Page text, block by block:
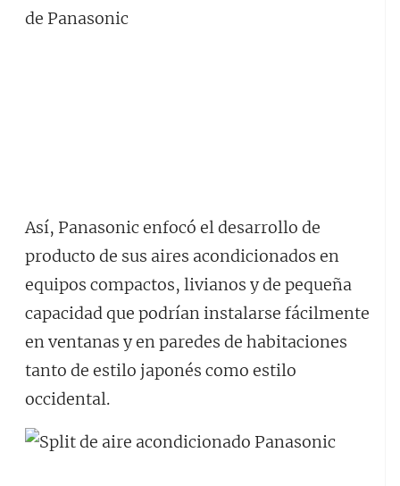
Así, Panasonic enfocó el desarrollo de
producto de sus aires acondicionados en
equipos compactos, livianos y de pequeña
capacidad que podrían instalarse fácilmente
en ventanas y en paredes de habitaciones
tanto de estilo japonés como estilo
occidental.